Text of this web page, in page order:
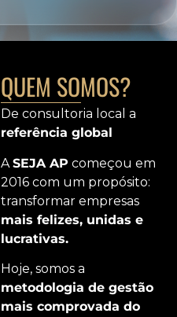
QUEM SOMOS?
De consultoria local a
referência global
A SEJA AP começou em
2016 com um propósito:
transformar empresas
mais felizes, unidas e
lucrativas.
Hoje, somos a
metodologia de gestão
mais comprovada do